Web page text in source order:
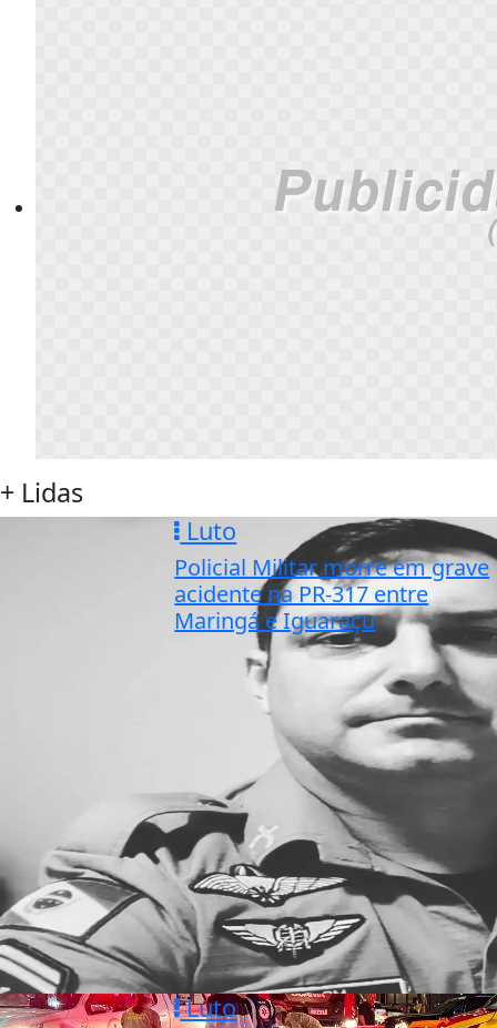
+ Lidas
Luto
Policial Militar morre em grave
acidente na PR-317 entre
Maringá e Iguaraçu
Luto